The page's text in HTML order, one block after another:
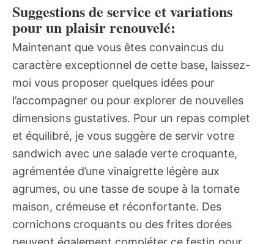
Suggestions de service et variations
pour un plaisir renouvelé:
Maintenant que vous êtes convaincus du
caractère exceptionnel de cette base, laissez-
moi vous proposer quelques idées pour
l’accompagner ou pour explorer de nouvelles
dimensions gustatives. Pour un repas complet
et équilibré, je vous suggère de servir votre
sandwich avec une salade verte croquante,
agrémentée d’une vinaigrette légère aux
agrumes, ou une tasse de soupe à la tomate
maison, crémeuse et réconfortante. Des
cornichons croquants ou des frites dorées